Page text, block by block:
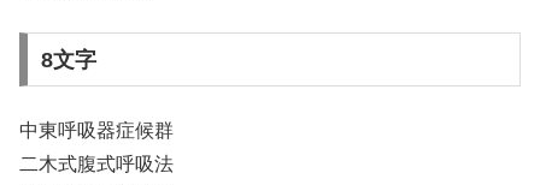
8文字
中東呼吸器症候群
二木式腹式呼吸法